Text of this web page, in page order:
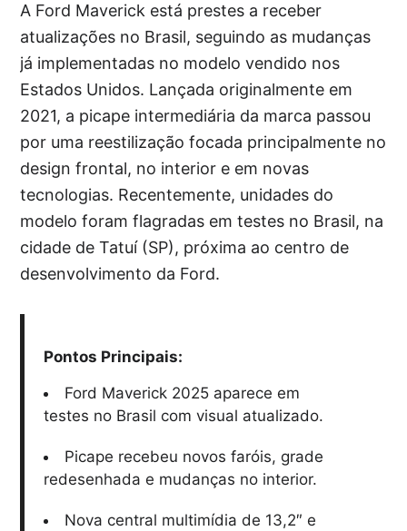
A Ford Maverick está prestes a receber
atualizações no Brasil, seguindo as mudanças
já implementadas no modelo vendido nos
Estados Unidos. Lançada originalmente em
2021, a picape intermediária da marca passou
por uma reestilização focada principalmente no
design frontal, no interior e em novas
tecnologias. Recentemente, unidades do
modelo foram flagradas em testes no Brasil, na
cidade de Tatuí (SP), próxima ao centro de
desenvolvimento da Ford.
Pontos Principais:
Ford Maverick 2025 aparece em
testes no Brasil com visual atualizado.
Picape recebeu novos faróis, grade
redesenhada e mudanças no interior.
Nova central multimídia de 13,2″ e